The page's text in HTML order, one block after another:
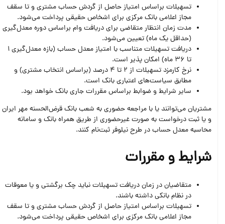
تسهیلات براساس امتیاز حاصل از گردش حساب مشتری و تا سقف
مجاز اعلامی بانک مرکزی برای اشخاص حقیقی پرداخت می‌شود.
مدت زمان انتظار متقاضی برای دریافت وام براساس دوره معدل‌گیری
(حداقل یک ماه) تعیین می‌شود.
دریافت تسهیلات متناسب با امتیاز معدل حساب (بازه معدل‌گیری 1
نرخ کارمزد تسهیلات از 2 تا 4 درصد (براساس انتخاب مشتری) و
مطابق سیاست‌های اعتباری بانک است.
سایر شرایط و ضوابط براساس مقررات جاری بانک خواهد بود.
مشتریان می‌توانند یا با مراجعه حضوری به شعب بانک قرض‌الحسنه مهر ایران
و یا ثبت درخواست به صورت غیرحضوری از طریق همراه بانک و سامانه
محاسبه معدل حساب در طرح نیلوفر ثبت‌نام کنند.
شرایط و مقررات
متقاضیان در زمان دریافت تسهیلات نباید چک برگشتی و یا معوقات
در نظام بانکی داشته باشند.
تسهیلات براساس امتیاز حاصل از گردش حساب مشتری و تا سقف
مجاز اعلامی بانک مرکزی برای اشخاص حقیقی پرداخت می‌شود.